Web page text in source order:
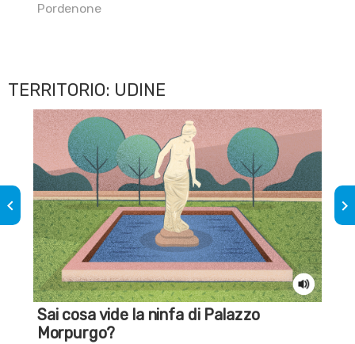
Pordenone
TERRITORIO: UDINE
Sai cosa vide la ninfa di Palazzo
Morpurgo?
keyboard_arrow_left keyboard_arrow_right